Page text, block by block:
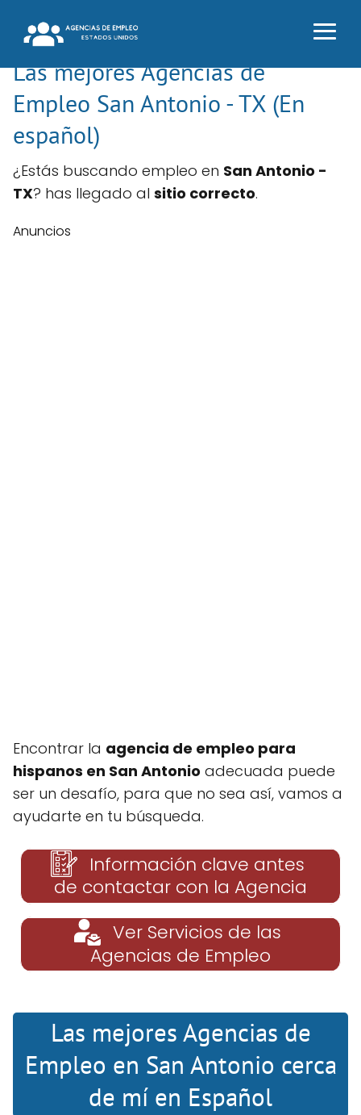
Las mejores Agencias de
Empleo San Antonio - TX (En
español)
¿Estás buscando empleo en San Antonio -
TX? has llegado al sitio correcto.
Anuncios
Encontrar la agencia de empleo para
hispanos en San Antonio adecuada puede
ser un desafío, para que no sea así, vamos a
ayudarte en tu búsqueda.
Información clave antes
de contactar con la Agencia
Ver Servicios de las
Agencias de Empleo
Las mejores Agencias de
Empleo en San Antonio cerca
de mí en Español